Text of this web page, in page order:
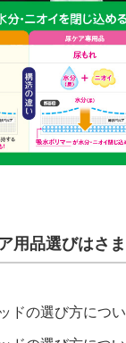
用品選びはさ
ドの選び方につ